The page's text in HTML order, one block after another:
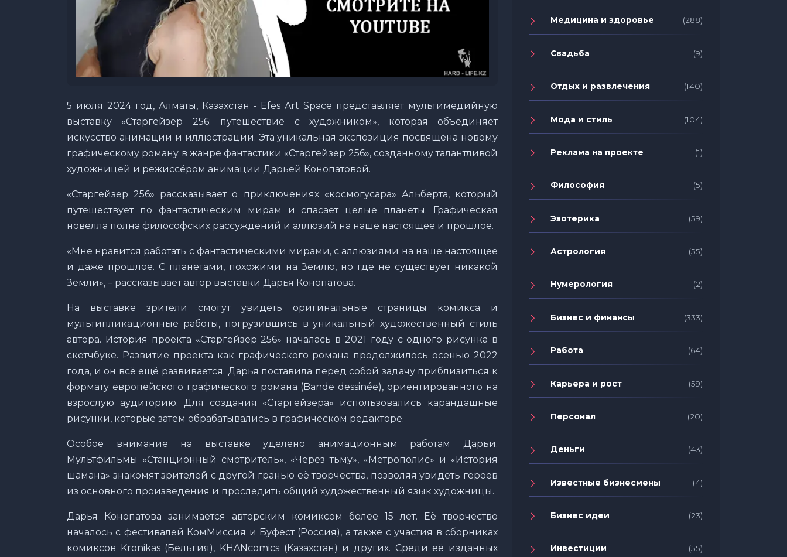
5 июля 2024 год, Алматы, Казахстан - Efes Art Space представляет мультимедийную
выставку «Старгейзер 256: путешествие с художником», которая объединяет
искусство анимации и иллюстрации. Эта уникальная экспозиция посвящена новому
графическому роману в жанре фантастики «Старгейзер 256», созданному талантливой
художницей и режиссёром анимации Дарьей Конопатовой.
«Старгейзер 256» рассказывает о приключениях «космогусара» Альберта, который
путешествует по фантастическим мирам и спасает целые планеты. Графическая
новелла полна философских рассуждений и аллюзий на наше настоящее и прошлое.
«Мне нравится работать с фантастическими мирами, с аллюзиями на наше настоящее
и даже прошлое. С планетами, похожими на Землю, но где не существует никакой
Земли», – рассказывает автор выставки Дарья Конопатова.
На выставке зрители смогут увидеть оригинальные страницы комикса и
мультипликационные работы, погрузившись в уникальный художественный стиль
автора. История проекта «Старгейзер 256» началась в 2021 году с одного рисунка в
скетчбуке. Развитие проекта как графического романа продолжилось осенью 2022
года, и он всё ещё развивается. Дарья поставила перед собой задачу приблизиться к
формату европейского графического романа (Bande dessinée), ориентированного на
взрослую аудиторию. Для создания «Старгейзера» использовались карандашные
рисунки, которые затем обрабатывались в графическом редакторе.
Особое внимание на выставке уделено анимационным работам Дарьи.
Мультфильмы «Станционный смотритель», «Через тьму», «Метрополис» и «История
шамана» знакомят зрителей с другой гранью её творчества, позволяя увидеть героев
из основного произведения и проследить общий художественный язык художницы.
Дарья Конопатова занимается авторским комиксом более 15 лет. Её творчество
началось с фестивалей КомМиссия и Буфест (Россия), а также с участия в сборниках
комиксов Kronikas (Бельгия), KHANcomics (Казахстан) и других. Среди её изданных
Медицина и здоровье (288)
Свадьба (9)
Отдых и развлечения (140)
Мода и стиль (104)
Реклама на проекте (1)
Философия (5)
Эзотерика (59)
Астрология (55)
Нумерология (2)
Бизнес и финансы (333)
Работа (64)
Карьера и рост (59)
Персонал (20)
Деньги (43)
Известные бизнесмены (4)
Бизнес идеи (23)
Инвестиции (55)